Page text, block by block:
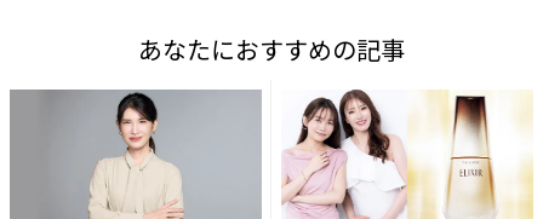
あなたにおすすめの記事